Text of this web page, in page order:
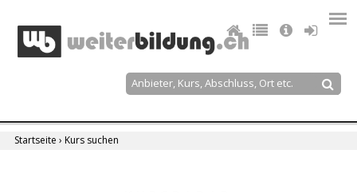
navigation
Suche
Startseite › Kurs suchen